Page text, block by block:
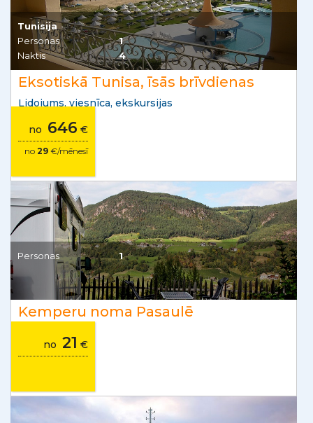
Tunisija
Personas
1
Naktis
4
Eksotiskā Tunisa, īsās brīvdienas
Lidojums, viesnīca, ekskursijas
no 646 €
no 29 €/mēnesī
Personas 1
Kemperu noma Pasaulē
no 21 €